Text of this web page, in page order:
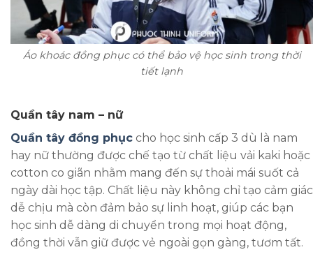
Áo khoác đồng phục có thể bảo vệ học sinh trong thời
tiết lạnh
Quần tây nam – nữ
Quần tây đồng phục cho học sinh cấp 3 dù là nam
hay nữ thường được chế tạo từ chất liệu vải kaki hoặc
cotton co giãn nhằm mang đến sự thoải mái suốt cả
ngày dài học tập. Chất liệu này không chỉ tạo cảm giác
dễ chịu mà còn đảm bảo sự linh hoạt, giúp các bạn
học sinh dễ dàng di chuyển trong mọi hoạt động,
đồng thời vẫn giữ được vẻ ngoài gọn gàng, tươm tất.